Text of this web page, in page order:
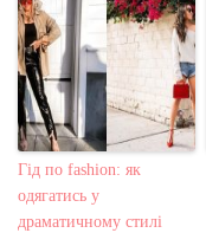
Гід по fashion: як
одягатись у
драматичному стилі